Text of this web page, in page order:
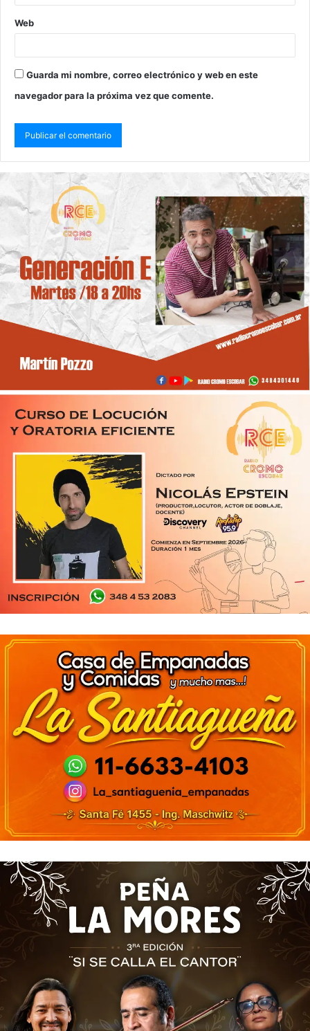
Web
Guarda mi nombre, correo electrónico y web en este
navegador para la próxima vez que comente.